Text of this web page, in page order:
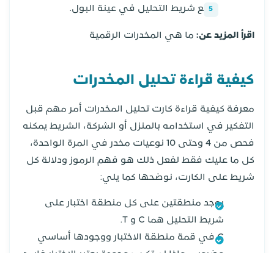
وضع شريط التحليل في عينة البول.
اقرأ المزيد عن: ما هي المخدرات الرقمية
كيفية قراءة تحليل المخدرات
معرفة كيفية قراءة كارت تحليل المخدرات أمر مهم قبل
التفكير في استخدامه بالمنزل أو الشركة، الشريط يمكنه
فحص من 4 وحتى 10 نوعيات مخدر في المرة الواحدة،
كل ما عليك فقط لفعل ذلك هو فهم الرموز ودلالة كل
شريط على الكارت، نوضحها كما يلي:
يوجد منطقتين على كل منطقة اختبار على
شريط التحليل هما C و T.
C في قمة منطقة الاختبار ووجودها أساسي